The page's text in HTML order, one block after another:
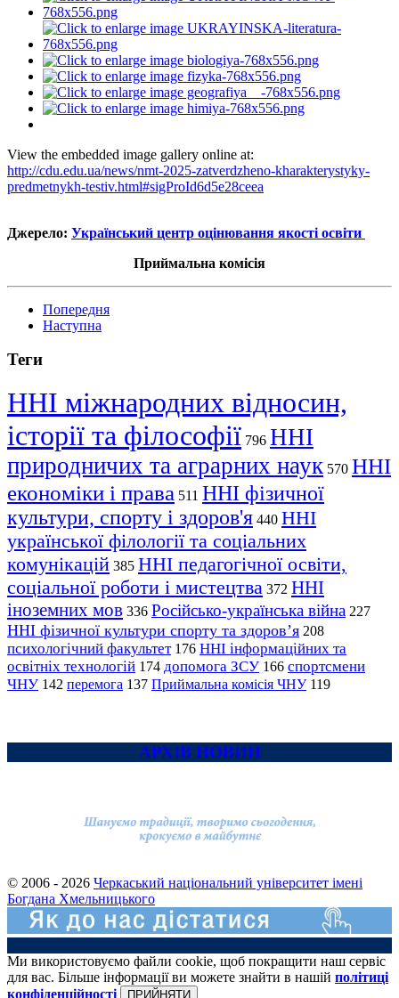
View the embedded image gallery online at:
http://cdu.edu.ua/news/nmt-2025-zatverdzheno-kharakterystyky-
predmetnykh-testiv.html#sigProId6d5e28ceea
Джерело: Український центр оцінювання якості освіти
Приймальна комісія
Попередня
Наступна
Теги
ННІ міжнародних відносин,
історії та філософії 796 ННІ
природничих та аграрних наук 570 ННІ
економіки і права 511 ННІ фізичної
культури, спорту і здоров'я 440 ННІ
української філології та соціальних
комунікацій 385 ННІ педагогічної освіти,
соціальної роботи і мистецтва 372 ННІ
іноземних мов 336 Російсько-українська війна 227
ННІ фізичної культури спорту та здоров’я 208
психологічний факультет 176 ННІ інформаційних та
освітніх технологій 174 допомога ЗСУ 166 спортсмени
ЧНУ 142 перемога 137 Приймальна комісія ЧНУ 119
АРХІВ НОВИН
© 2006 - 2026 Черкаський національний університет імені
Богдана Хмельницького
Ми використовуємо файли cookie, щоб покращити наш сервіс
для вас. Більше інформації ви можете знайти в нашій політиці
конфіденційності
ПРИЙНЯТИ